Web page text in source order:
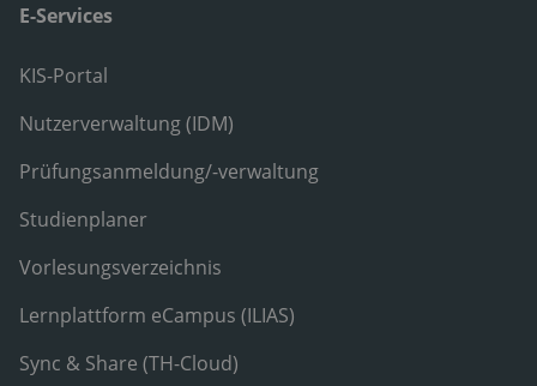
E-Services
KIS-Portal
Nutzerverwaltung (IDM)
Prüfungsanmeldung/-verwaltung
Studienplaner
Vorlesungsverzeichnis
Lernplattform eCampus (ILIAS)
Sync & Share (TH-Cloud)